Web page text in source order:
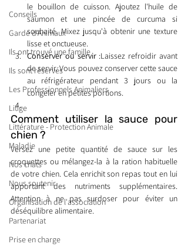
Conseils
Garde d’Animaux
Ils ont trouvé une famille
Ils sont réservés
Les Professionnels Animaliers
Litige
Littérature - Protection Animale
Maladie
Nos chats
Nous soutenir
Organisation de l'association
Partenariat
Prise en charge
le bouillon de cuisson. Ajoutez l'huile de
saumon et une pincée de curcuma si
souhaité. Mixez jusqu'à obtenir une texture
lisse et onctueuse.
Conserver ou servir :Laissez refroidir avant
de servir. Vous pouvez conserver cette sauce
au réfrigérateur pendant 3 jours ou la
congeler en petites portions.
Comment utiliser la sauce pour
chien ?
Versez une petite quantité de sauce sur les
croquettes ou mélangez-la à la ration habituelle
de votre chien. Cela enrichit son repas tout en lui
apportant des nutriments supplémentaires.
Attention à ne pas surdoser pour éviter un
déséquilibre alimentaire.